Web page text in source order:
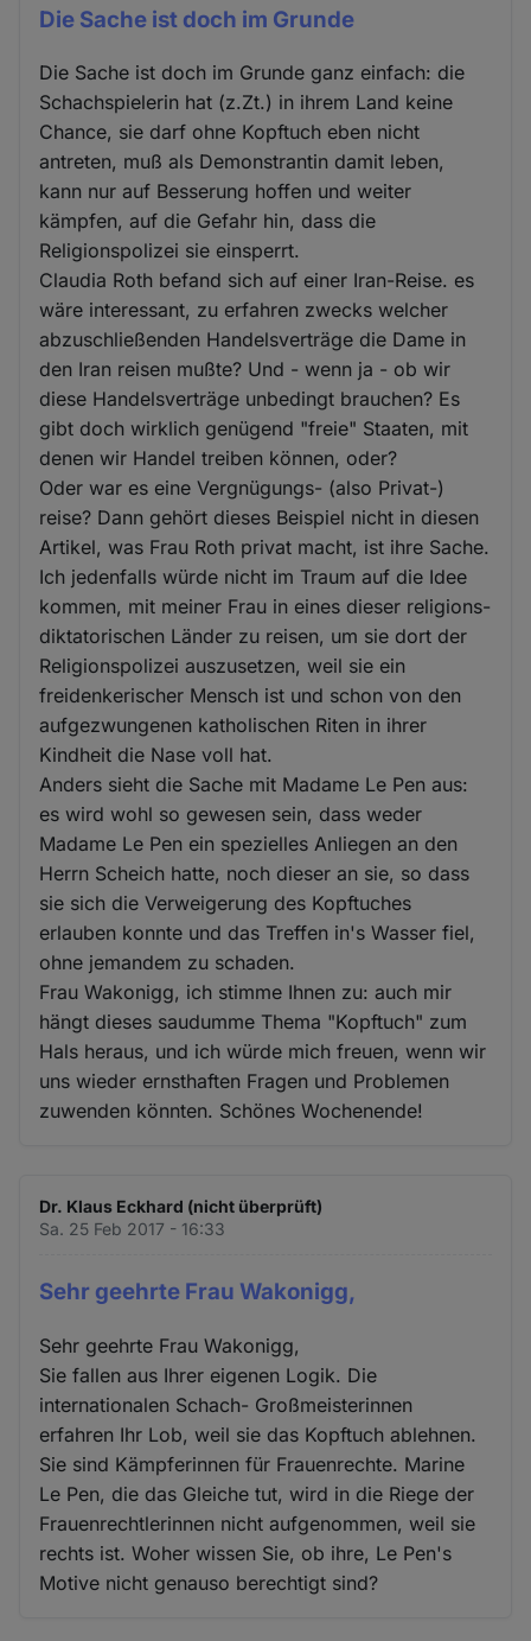
Die Sache ist doch im Grunde
Die Sache ist doch im Grunde ganz einfach: die
Schachspielerin hat (z.Zt.) in ihrem Land keine
Chance, sie darf ohne Kopftuch eben nicht
antreten, muß als Demonstrantin damit leben,
kann nur auf Besserung hoffen und weiter
kämpfen, auf die Gefahr hin, dass die
Religionspolizei sie einsperrt.
Claudia Roth befand sich auf einer Iran-Reise. es
wäre interessant, zu erfahren zwecks welcher
abzuschließenden Handelsverträge die Dame in
den Iran reisen mußte? Und - wenn ja - ob wir
diese Handelsverträge unbedingt brauchen? Es
gibt doch wirklich genügend "freie" Staaten, mit
denen wir Handel treiben können, oder?
Oder war es eine Vergnügungs- (also Privat-)
reise? Dann gehört dieses Beispiel nicht in diesen
Artikel, was Frau Roth privat macht, ist ihre Sache.
Ich jedenfalls würde nicht im Traum auf die Idee
kommen, mit meiner Frau in eines dieser religions-
diktatorischen Länder zu reisen, um sie dort der
Religionspolizei auszusetzen, weil sie ein
freidenkerischer Mensch ist und schon von den
aufgezwungenen katholischen Riten in ihrer
Kindheit die Nase voll hat.
Anders sieht die Sache mit Madame Le Pen aus:
es wird wohl so gewesen sein, dass weder
Madame Le Pen ein spezielles Anliegen an den
Herrn Scheich hatte, noch dieser an sie, so dass
sie sich die Verweigerung des Kopftuches
erlauben konnte und das Treffen in's Wasser fiel,
ohne jemandem zu schaden.
Frau Wakonigg, ich stimme Ihnen zu: auch mir
hängt dieses saudumme Thema "Kopftuch" zum
Hals heraus, und ich würde mich freuen, wenn wir
uns wieder ernsthaften Fragen und Problemen
zuwenden könnten. Schönes Wochenende!
Dr. Klaus Eckhard (nicht überprüft)
Sa. 25 Feb 2017 - 16:33
Sehr geehrte Frau Wakonigg,
Sehr geehrte Frau Wakonigg,
Sie fallen aus Ihrer eigenen Logik. Die
internationalen Schach- Großmeisterinnen
erfahren Ihr Lob, weil sie das Kopftuch ablehnen.
Sie sind Kämpferinnen für Frauenrechte. Marine
Le Pen, die das Gleiche tut, wird in die Riege der
Frauenrechtlerinnen nicht aufgenommen, weil sie
rechts ist. Woher wissen Sie, ob ihre, Le Pen's
Motive nicht genauso berechtigt sind?